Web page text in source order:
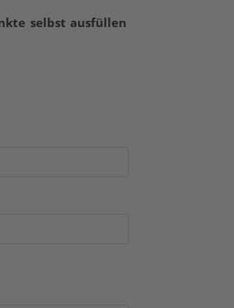
selbst ausfüllen